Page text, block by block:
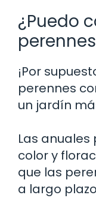
¿Puedo
¡Por
perennes
un jardín
Las
color y
que las
a largo